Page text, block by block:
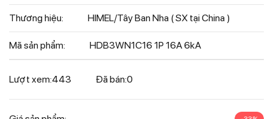
Thương hiệu: HIMEL/Tây Ban Nha ( SX tại China )
Mã sản phẩm: HDB3WN1C16 1P 16A 6kA
Lượt xem:443 Đã bán:0